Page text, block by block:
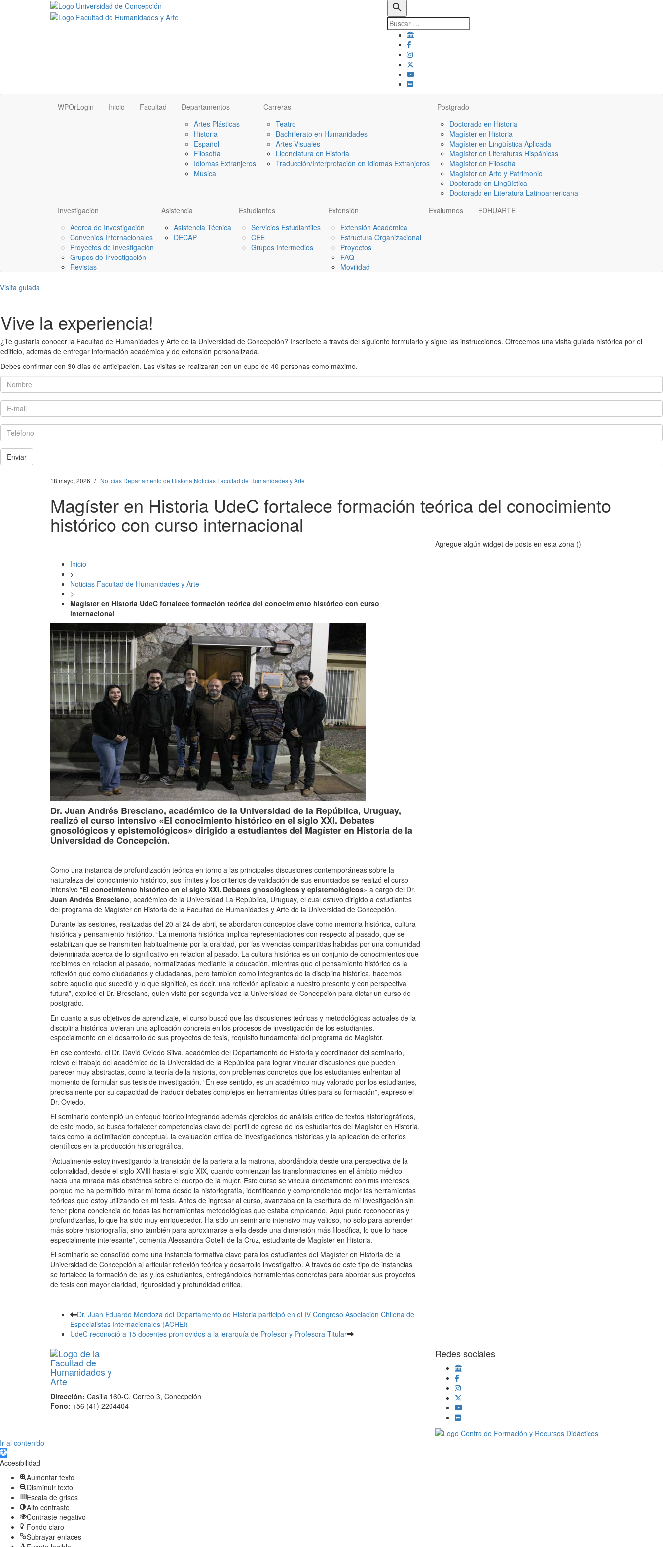
search
WPOrLogin Inicio Facultad
Departamentos
Artes Plásticas
Historia
Español
Filosofía
Idiomas Extranjeros
Música
Carreras
Teatro
Bachillerato en Humanidades
Artes Visuales
Licenciatura en Historia
Traducción/Interpretación en Idiomas Extranjeros
Postgrado
Doctorado en Historia
Magíster en Historia
Magíster en Lingüística Aplicada
Magíster en Literaturas Hispánicas
Magíster en Filosofía
Magíster en Arte y Patrimonio
Doctorado en Lingüística
Doctorado en Literatura Latinoamericana
Investigación
Acerca de Investigación
Convenios Internacionales
Proyectos de Investigación
Grupos de Investigación
Revistas
Asistencia
Asistencia Técnica
DECAP
Estudiantes
Servicios Estudiantiles
CEE
Grupos Intermedios
Extensión
Extensión Académica
Estructura Organizacional
Proyectos
FAQ
Movilidad
Exalumnos EDHUARTE
Visita guiada
Vive la experiencia!
¿Te gustaría conocer la Facultad de Humanidades y Arte de la Universidad de Concepción? Inscríbete a través del siguiente formulario y sigue las instrucciones. Ofrecemos una visita guiada histórica por el
edificio, además de entregar información académica y de extensión personalizada.
Debes confirmar con 30 días de anticipación. Las visitas se realizarán con un cupo de 40 personas como máximo.
Nombre
E-mail
Teléfono
Enviar
18 mayo, 2026 / Noticias Departamento de Historia,Noticias Facultad de Humanidades y Arte
Magíster en Historia UdeC fortalece formación teórica del conocimiento
histórico con curso internacional
Inicio
>
Noticias Facultad de Humanidades y Arte
>
Magíster en Historia UdeC fortalece formación teórica del conocimiento histórico con curso
internacional
Dr. Juan Andrés Bresciano, académico de la Universidad de la República, Uruguay,
realizó el curso intensivo «El conocimiento histórico en el siglo XXI. Debates
gnosológicos y epistemológicos» dirigido a estudiantes del Magíster en Historia de la
Universidad de Concepción.
Como una instancia de profundización teórica en torno a las principales discusiones contemporáneas sobre la
naturaleza del conocimiento histórico, sus límites y los criterios de validación de sus enunciados se realizó el curso
intensivo “El conocimiento histórico en el siglo XXI. Debates gnosológicos y epistemológicos» a cargo del Dr.
Juan Andrés Bresciano, académico de la Universidad La República, Uruguay, el cual estuvo dirigido a estudiantes
del programa de Magíster en Historia de la Facultad de Humanidades y Arte de la Universidad de Concepción.
Durante las sesiones, realizadas del 20 al 24 de abril, se abordaron conceptos clave como memoria histórica, cultura
histórica y pensamiento histórico. “La memoria histórica implica representaciones con respecto al pasado, que se
estabilizan que se transmiten habitualmente por la oralidad, por las vivencias compartidas habidas por una comunidad
determinada acerca de lo significativo en relacion al pasado. La cultura histórica es un conjunto de conocimientos que
recibimos en relacion al pasado, normalizadas mediante la educación, mientras que el pensamiento histórico es la
reflexión que como ciudadanos y ciudadanas, pero también como integrantes de la disciplina histórica, hacemos
sobre aquello que sucedió y lo que significó, es decir, una reflexión aplicable a nuestro presente y con perspectiva
futura”, explicó el Dr. Bresciano, quien visitó por segunda vez la Universidad de Concepción para dictar un curso de
postgrado.
En cuanto a sus objetivos de aprendizaje, el curso buscó que las discusiones teóricas y metodológicas actuales de la
disciplina histórica tuvieran una aplicación concreta en los procesos de investigación de los estudiantes,
especialmente en el desarrollo de sus proyectos de tesis, requisito fundamental del programa de Magíster.
En ese contexto, el Dr. David Oviedo Silva, académico del Departamento de Historia y coordinador del seminario,
relevó el trabajo del académico de la Universidad de la República para lograr vincular discusiones que pueden
parecer muy abstractas, como la teoría de la historia, con problemas concretos que los estudiantes enfrentan al
momento de formular sus tesis de investigación. “En ese sentido, es un académico muy valorado por los estudiantes,
precisamente por su capacidad de traducir debates complejos en herramientas útiles para su formación”, expresó el
Dr. Oviedo.
El seminario contempló un enfoque teórico integrando además ejercicios de análisis crítico de textos historiográficos,
de este modo, se busca fortalecer competencias clave del perfil de egreso de los estudiantes del Magíster en Historia,
tales como la delimitación conceptual, la evaluación crítica de investigaciones históricas y la aplicación de criterios
científicos en la producción historiográfica.
“Actualmente estoy investigando la transición de la partera a la matrona, abordándola desde una perspectiva de la
colonialidad, desde el siglo XVIII hasta el siglo XIX, cuando comienzan las transformaciones en el ámbito médico
hacia una mirada más obstétrica sobre el cuerpo de la mujer. Este curso se vincula directamente con mis intereses
porque me ha permitido mirar mi tema desde la historiografía, identificando y comprendiendo mejor las herramientas
teóricas que estoy utilizando en mi tesis. Antes de ingresar al curso, avanzaba en la escritura de mi investigación sin
tener plena conciencia de todas las herramientas metodológicas que estaba empleando. Aquí pude reconocerlas y
profundizarlas, lo que ha sido muy enriquecedor. Ha sido un seminario intensivo muy valioso, no solo para aprender
más sobre historiografía, sino también para aproximarse a ella desde una dimensión más filosófica, lo que lo hace
especialmente interesante”, comenta Alessandra Gotelli de la Cruz, estudiante de Magíster en Historia.
El seminario se consolidó como una instancia formativa clave para los estudiantes del Magíster en Historia de la
Universidad de Concepción al articular reflexión teórica y desarrollo investigativo. A través de este tipo de instancias
se fortalece la formación de las y los estudiantes, entregándoles herramientas concretas para abordar sus proyectos
de tesis con mayor claridad, rigurosidad y profundidad crítica.
Dr. Juan Eduardo Mendoza del Departamento de Historia participó en el IV Congreso Asociación Chilena de
Especialistas Internacionales (ACHEI)
UdeC reconoció a 15 docentes promovidos a la jerarquía de Profesor y Profesora Titular
Agregue algún widget de posts en esta zona ()
Dirección: Casilla 160-C, Correo 3, Concepción
Fono: +56 (41) 2204404
Redes sociales
Scroll
Up
Ir al contenido
Abrir barra de herramientas
Accesibilidad
Aumentar texto
Disminuir texto
Escala de grises
Alto contraste
Contraste negativo
Fondo claro
Subrayar enlaces